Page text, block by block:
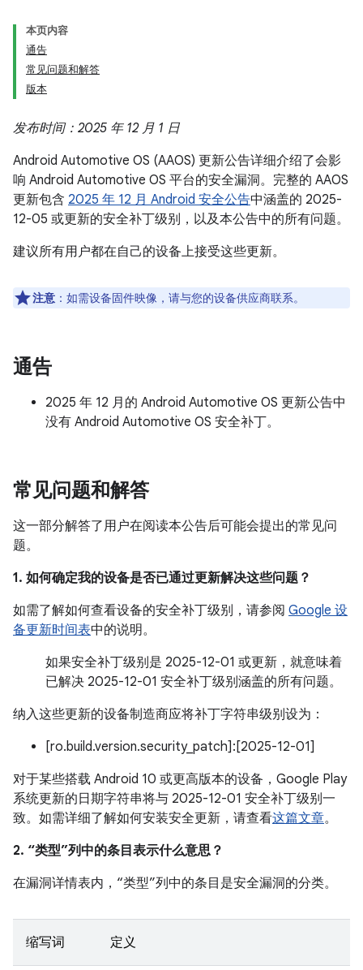
本页内容
通告
常见问题和解答
版本
发布时间：2025 年 12 月 1 日
Android Automotive OS (AAOS) 更新公告详细介绍了会影
响 Android Automotive OS 平台的安全漏洞。完整的 AAOS
更新包含 2025 年 12 月 Android 安全公告中涵盖的 2025-
12-05 或更新的安全补丁级别，以及本公告中的所有问题。
建议所有用户都在自己的设备上接受这些更新。
注意 ：如需设备固件映像，请与您的设备供应商联系。
通告
2025 年 12 月的 Android Automotive OS 更新公告中
没有 Android Automotive OS 安全补丁。
常见问题和解答
这一部分解答了用户在阅读本公告后可能会提出的常见问
题。
1. 如何确定我的设备是否已通过更新解决这些问题？
如需了解如何查看设备的安全补丁级别，请参阅 Google 设
备更新时间表中的说明。
如果安全补丁级别是 2025-12-01 或更新，就意味着
已解决 2025-12-01 安全补丁级别涵盖的所有问题。
纳入这些更新的设备制造商应将补丁字符串级别设为：
[ro.build.version.security_patch]:[2025-12-01]
对于某些搭载 Android 10 或更高版本的设备，Google Play
系统更新的日期字符串将与 2025-12-01 安全补丁级别一
致。如需详细了解如何安装安全更新，请查看这篇文章。
2. “类型”列中的条目表示什么意思？
在漏洞详情表内，“类型”列中的条目是安全漏洞的分类。
缩写词 定义